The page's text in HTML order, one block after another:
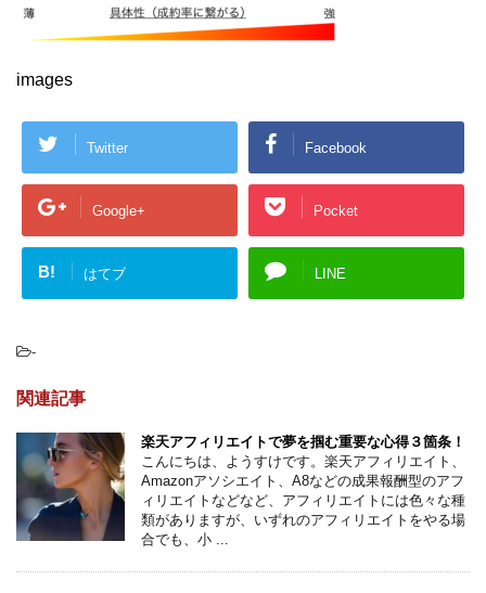
images
Twitter Facebook
Google+ Pocket
B! はてブ LINE
-
関連記事
楽天アフィリエイトで夢を掴む重要な心得３箇条！
こんにちは、ようすけです。楽天アフィリエイト、
Amazonアソシエイト、A8などの成果報酬型のアフ
ィリエイトなどなど、アフィリエイトには色々な種
類がありますが、いずれのアフィリエイトをやる場
合でも、小 ...